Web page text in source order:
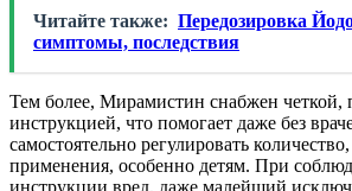
Читайте также: Передозировка
симптомы, последствия
Тем более, Мирамистин снабжен четкой,
инструкцией, что помогает даже без
самостоятельно регулировать
применения, особенно детям. При
инструкции вред, даже малейший